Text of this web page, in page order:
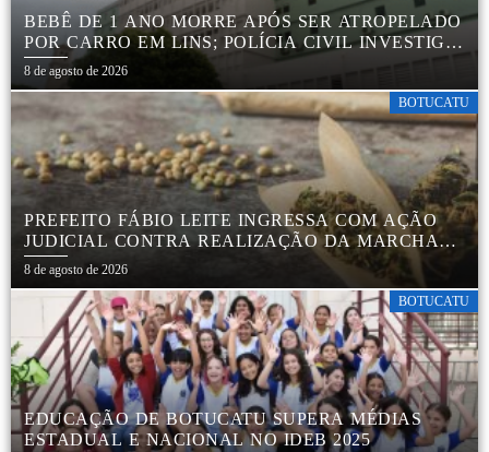
BEBÊ DE 1 ANO MORRE APÓS SER ATROPELADO
POR CARRO EM LINS; POLÍCIA CIVIL INVESTIGA
ACIDENTE
8 de agosto de 2026
BOTUCATU
PREFEITO FÁBIO LEITE INGRESSA COM AÇÃO
JUDICIAL CONTRA REALIZAÇÃO DA MARCHA
DA MACONHA EM BOTUCATU
8 de agosto de 2026
BOTUCATU
EDUCAÇÃO DE BOTUCATU SUPERA MÉDIAS
ESTADUAL E NACIONAL NO IDEB 2025